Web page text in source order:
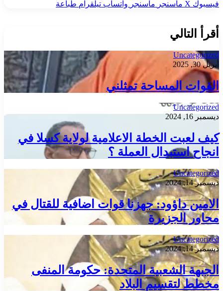
فيسبوك ‫X ماسنجر ماسنجر واتساب تيلقرام طباعة
أقرأ التالي
Uncategorized
أبريل 30, 2025
القوات المساحة تمثلني
Uncategorized
ديسمبر 16, 2024
كيف لعبت الخطة الاعلامية لولاية كسلا في
انجاح استبدال العملة ؟
Uncategorized
ديسمبر 14, 2024
الامين داؤود: جهزنا قوات اضافية للقتال في
محاور الجزيرة
Uncategorized
ديسمبر 14, 2024
الجبهة الشعبية المتحدة: حكومة المنفى
مخطط لتقسيم البلاد